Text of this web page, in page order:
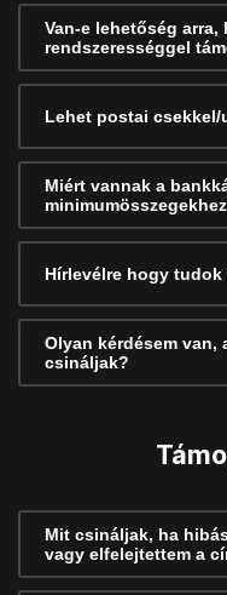
Van-e lehetőség
rendszerességgel
Lehet postai
Miért vannak a
Hírlevélre hogy
Olyan kérdésem van,
csináljak?
Mit csináljak, ha
vagy elfelejtettem a